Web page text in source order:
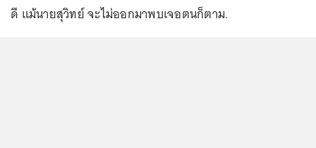
ดี แม้นายสุวิทย์ จะไม่ออกมาพบเจอตนก็ตาม.